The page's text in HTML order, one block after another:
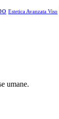
Estetica Avanzata Viso
umane.